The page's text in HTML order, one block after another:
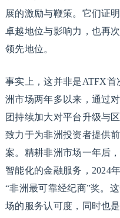
展的激励与鞭策。它们证
卓越地位与影响力，也再
领先地位。
事实上，这并非是ATFX
洲市场两年多以来，通过
团持续加大对平台升级与
致力于为非洲投资者提供
案。精耕非洲市场一年后
智能化的金融服务，2024
“非洲最可靠经纪商”奖。
场的服务认可度，同时也